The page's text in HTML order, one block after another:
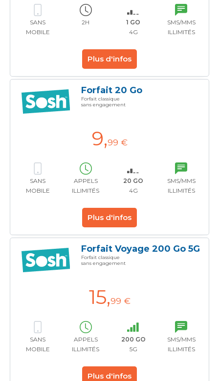
SANS
MOBILE
2H
1 GO
4G
SMS/MMS
ILLIMITÉS
Plus d'infos
Forfait 20 Go
Forfait classique
sans engagement
9,99 €
SANS
MOBILE
APPELS
ILLIMITÉS
20 GO
4G
SMS/MMS
ILLIMITÉS
Plus d'infos
Forfait Voyage 200 Go 5G
Forfait classique
sans engagement
15,99 €
SANS
MOBILE
APPELS
ILLIMITÉS
200 GO
5G
SMS/MMS
ILLIMITÉS
Plus d'infos